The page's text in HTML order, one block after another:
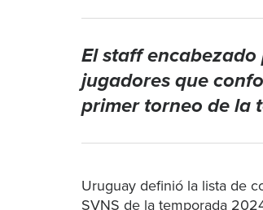
El staff
jugadores que
primer torneo de la
Uruguay definió la lista de
SVNS de la temporada